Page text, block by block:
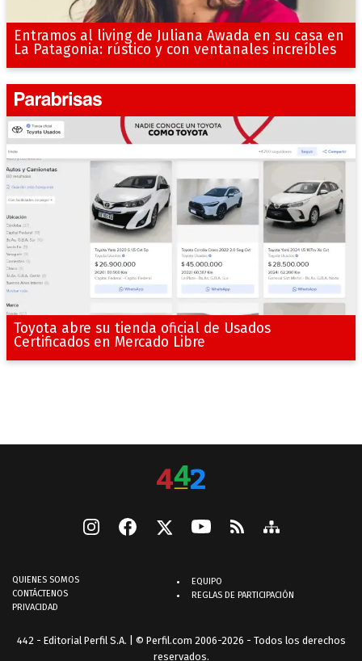
Entramos al living de Juliana Awada en su casa en
La Patagonia: rústico y con ventanales increíbles
Toyota abre su tienda oficial de Usados
Certificados en Mercado Libre
QUIENES SOMOS
CONTÁCTENOS
PRIVACIDAD
EQUIPO
REGLAS DE PARTICIPACIÓN
442 - Editorial Perfil S.A. | © Perfil.com 2006-2026 - Todos los derechos
reservados.